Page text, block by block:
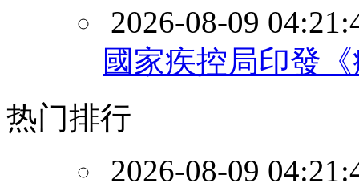
2026-08-09
國家疾控局印發
热门排行
2026-08-09